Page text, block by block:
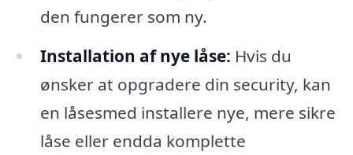
den fungerer som ny.
Installation af nye låse: Hvis du
ønsker at opgradere din security, kan
en låsesmed installere nye, mere sikre
låse eller endda komplette